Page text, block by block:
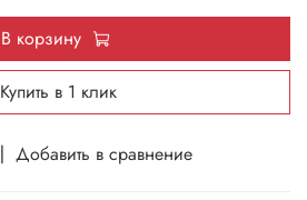
Добавить в сравнение
В корзину
Купить в 1 клик